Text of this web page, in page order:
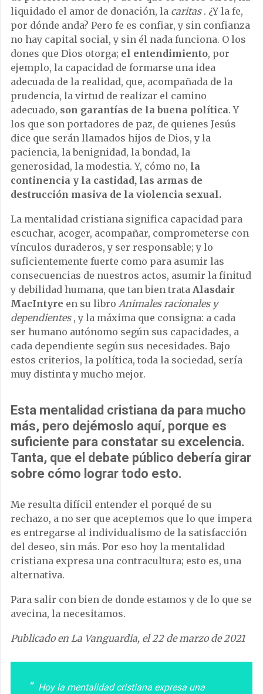
liquidado el amor de donación, la caritas . ¿Y la fe,
por dónde anda? Pero fe es confiar, y sin confianza
no hay capital social, y sin él nada funciona. O los
dones que Dios otorga; el entendimiento, por
ejemplo, la capacidad de formarse una idea
adecuada de la realidad, que, acompañada de la
prudencia, la virtud de realizar el camino
adecuado, son garantías de la buena política. Y
los que son portadores de paz, de quienes Jesús
dice que serán llamados hijos de Dios, y la
paciencia, la benignidad, la bondad, la
generosidad, la modestia. Y, cómo no, la
continencia y la castidad, las armas de
destrucción masiva de la violencia sexual.
La mentalidad cristiana significa capacidad para
escuchar, acoger, acompañar, comprometerse con
vínculos duraderos, y ser responsable; y lo
suficientemente fuerte como para asumir las
consecuencias de nuestros actos, asumir la finitud
y debilidad humana, que tan bien trata Alasdair
MacIntyre en su libro Animales racionales y
dependientes , y la máxima que consigna: a cada
ser humano autónomo según sus capacidades, a
cada dependiente según sus necesidades. Bajo
estos criterios, la política, toda la sociedad, sería
muy distinta y mucho mejor.
Esta mentalidad cristiana da para mucho
más, pero dejémoslo aquí, porque es
suficiente para constatar su excelencia.
Tanta, que el debate público debería girar
sobre cómo lograr todo esto.
Me resulta difícil entender el porqué de su
rechazo, a no ser que aceptemos que lo que impera
es entregarse al individualismo de la satisfacción
del deseo, sin más. Por eso hoy la mentalidad
cristiana expresa una contracultura; esto es, una
alternativa.
Para salir con bien de donde estamos y de lo que se
avecina, la necesitamos.
Publicado en La Vanguardia, el 22 de marzo de 2021
Hoy la mentalidad cristiana expresa una